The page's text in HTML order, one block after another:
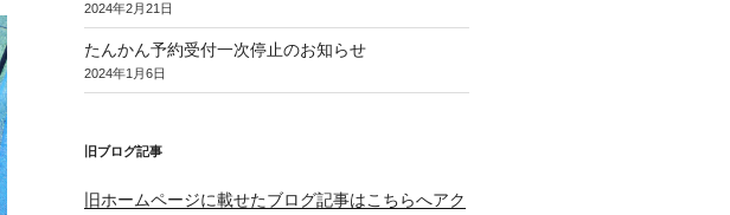
2024年2月21日
たんかん予約受付一次停止のお知らせ
2024年1月6日
旧ブログ記事
旧ホームページに載せたブログ記事はこちらへアク